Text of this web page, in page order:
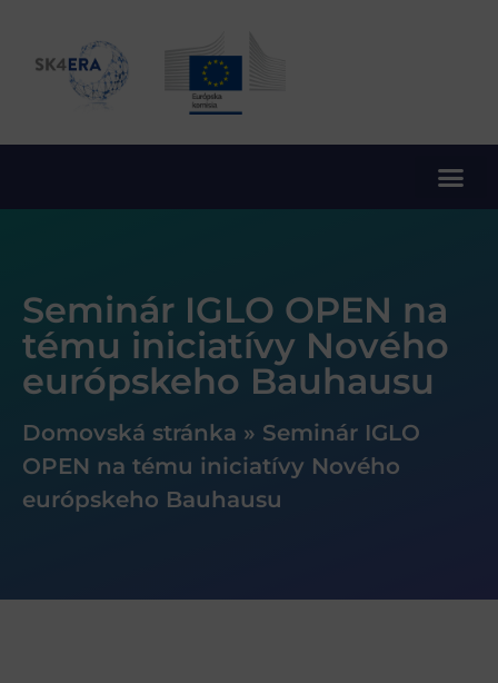
Seminár IGLO OPEN na
tému iniciatívy Nového
európskeho Bauhausu
Domovská stránka » Seminár IGLO
OPEN na tému iniciatívy Nového
európskeho Bauhausu